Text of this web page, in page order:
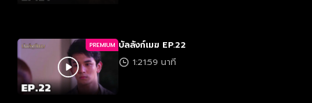
PREMIUM บัลลังก์เมฆ EP.22
1:21:59 นาที